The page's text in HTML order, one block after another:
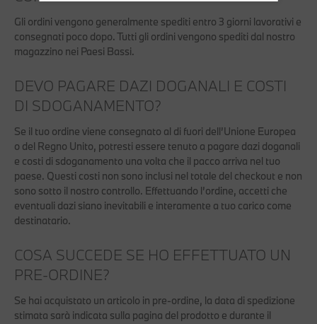
Gli ordini vengono generalmente spediti entro 3 giorni lavorativi e
consegnati poco dopo. Tutti gli ordini vengono spediti dal nostro
magazzino nei Paesi Bassi.
DEVO PAGARE DAZI DOGANALI E COSTI
DI SDOGANAMENTO?
Se il tuo ordine viene consegnato al di fuori dell’Unione Europea
o del Regno Unito, potresti essere tenuto a pagare dazi doganali
e costi di sdoganamento una volta che il pacco arriva nel tuo
paese. Questi costi non sono inclusi nel totale del checkout e non
sono sotto il nostro controllo. Effettuando l’ordine, accetti che
eventuali dazi siano inevitabili e interamente a tuo carico come
destinatario.
COSA SUCCEDE SE HO EFFETTUATO UN
PRE-ORDINE?
Se hai acquistato un articolo in pre-ordine, la data di spedizione
stimata sarà indicata sulla pagina del prodotto e durante il